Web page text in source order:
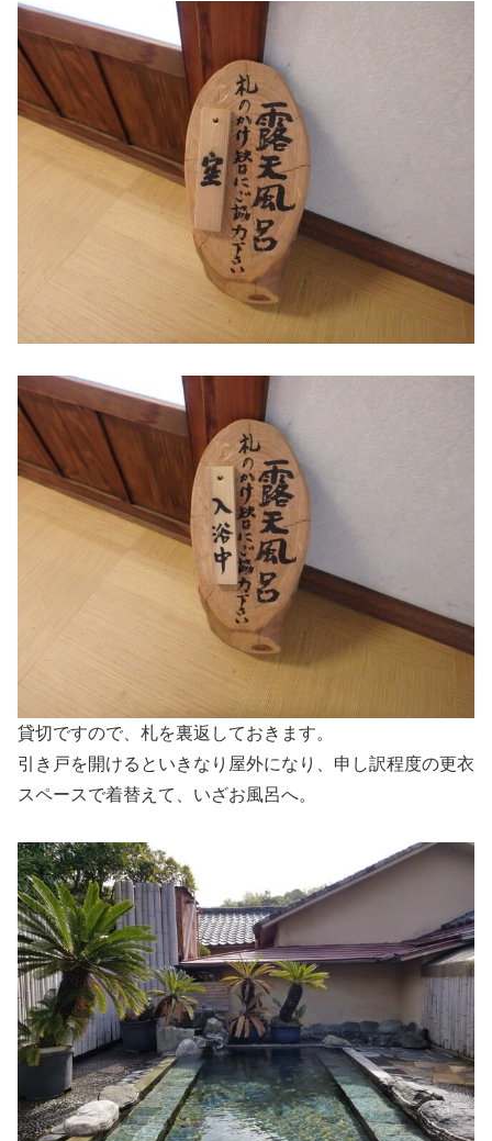
貸切ですので、札を裏返しておきます。
引き戸を開けるといきなり屋外になり、申し訳程度の更衣
スペースで着替えて、いざお風呂へ。